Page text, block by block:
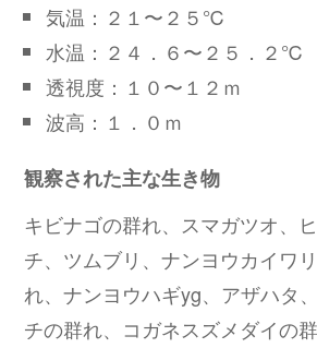
気温：２１〜２５℃
水温：２４．６〜２５．２℃
透視度：１０〜１２ｍ
波高：１．０ｍ
観察された主な生き物
キビナゴの群れ、スマガツオ、
チ、ツムブリ、ナンヨウカイワ
れ、ナンヨウハギyg、アザハタ
チの群れ、コガネスズメダイの